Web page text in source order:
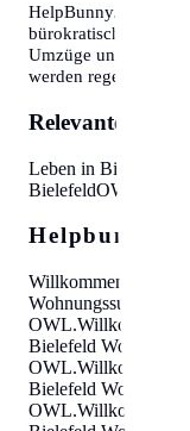
HelpBunny.com hat
bürokratische
Umzüge und
werden regelmäßig
Relevante
Leben in Bielefeld
BielefeldOWL
Willkommen in
Wohnungssuche
OWL.Willkommen
Bielefeld
OWL.Willkommen
Bielefeld
OWL.Willkommen